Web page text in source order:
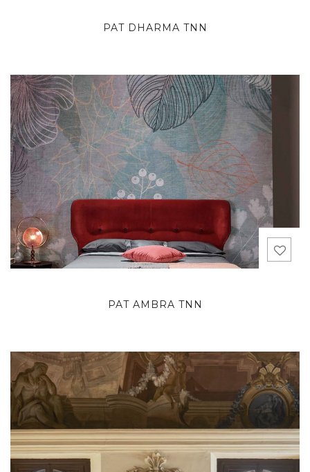
PAT DHARMA TNN
PAT AMBRA TNN